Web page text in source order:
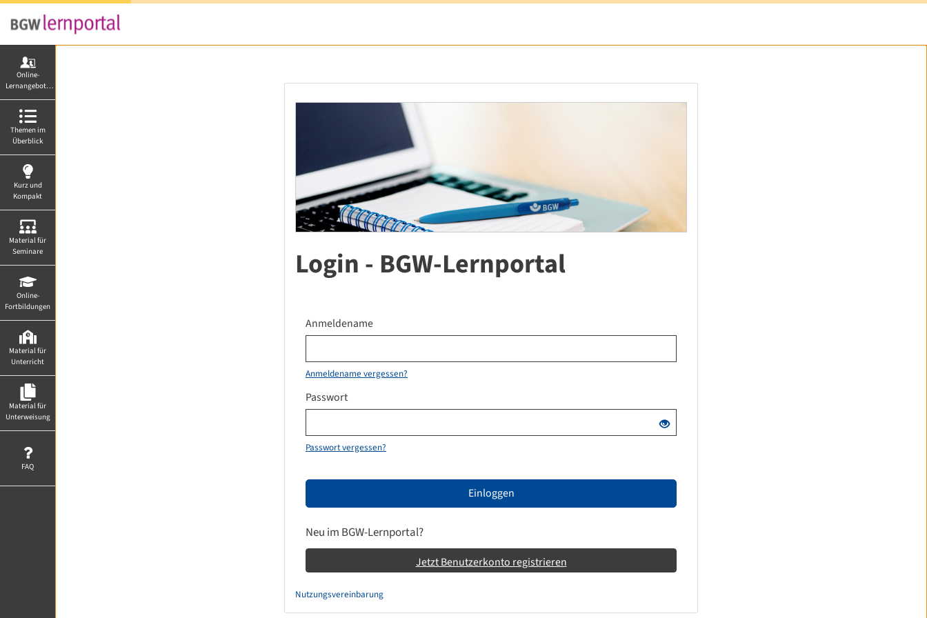
Online-
Lernangebote
von A-Z
Themen im
Überblick
Kurz und
Kompakt
Material für
Seminare
Online-
Fortbildungen
Material für
Unterricht
Material für
Unterweisung
FAQ
Login - BGW-Lernportal
Anmeldename
Anmeldename vergessen?
Passwort
Passwort vergessen?
Einloggen
Neu im BGW-Lernportal?
Jetzt Benutzerkonto registrieren
Nutzungsvereinbarung